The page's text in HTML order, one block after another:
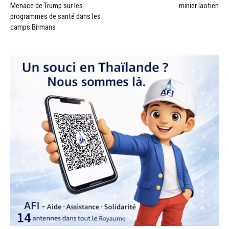
Menace de Trump sur les
programmes de santé dans les
camps Birmans
minier laotien